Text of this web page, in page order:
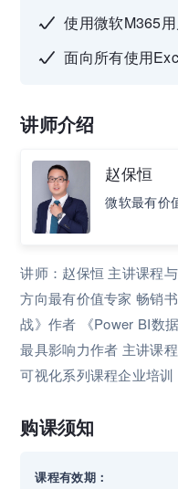
使用微软M365
面向所有使用
讲师介绍
赵保恒
微软最有价
讲师：赵保恒 主讲课程与专长： 连续7年荣
方向最有价值专家 畅销
战》作者 《Power BI数
最具影响力作者 主讲课
可视化系列课程企业培训
16/2019/M365、Power
MVP（微软最有价值专
购课须知
课程有效期：